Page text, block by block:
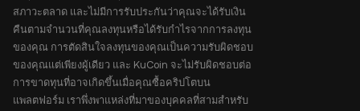
สภาวะตลาด และไม่มีการรับประกันว่าคุณจะได้รับเงิน
คืนตามจำนวนที่คุณลงทุนหรือได้รับกำไรจากการลงทุน
ของคุณ การตัดสินใจลงทุนของคุณเป็นความรับผิดชอบ
ของคุณแต่เพียงผู้เดียว และ KuCoin จะไม่รับผิดชอบต่อ
การขาดทุนที่อาจเกิดขึ้นเมื่อคุณซื้อคริปโตบน
แพลตฟอร์ม เราพึ่งพาแหล่งที่มาของบุคคลที่สามสำหรับ